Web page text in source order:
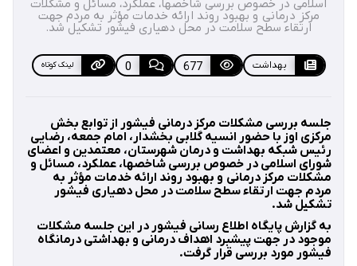
اسلامی در خصوص بررسی شاخصها، عملکرد، مسائل و مشکلات
مرکز درمانی و بهبود روند ارائه خدمات مؤثر به مردم جهت
ارتقاء سطح سلامت در محل دهیاری فیشور تشکیل شد.
بهداشت 677
0 لینک کوتاه
جلسه بررسی مشکلات مرکز درمانی فیشور از توابع بخش
مرکزی اوز با حضور انسیه گلابی بخشدار، امام جمعه، رضایی
رئیس شبکه بهداشت و درمان شهرستان، معتمدین و اعضای
شورای اسلامی در خصوص بررسی شاخصها، عملکرد، مسائل و
مشکلات مرکز درمانی و بهبود روند ارائه خدمات مؤثر به
مردم جهت ارتقاء سطح سلامت در محل دهیاری فیشور
تشکیل شد.
به گزارش پایگاه اطلاع رسانی فیشور در این جلسه مشکلات
موجود در جهت پیشبرد اهداف درمانی و بهداشتی درمانگاه
فیشور مورد بررسی قرار گرفت.